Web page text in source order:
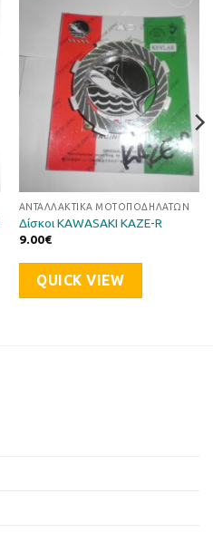
Προσθήκη
στη Λίστα
Επιθυμιών
ΑΝΤΑΛΛΑΚΤΙΚΆ ΜΟΤΟΠΟΔΗΛΆΤΩΝ
Δίσκοι KAWASAKI KAZE-R
9.00€
QUICK VIEW